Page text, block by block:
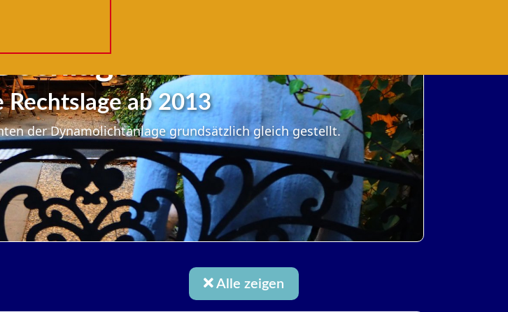
Rechtslage ab 2013
der Dynamolichtanlage grundsätzlich gleich gestellt.
Alle zeigen